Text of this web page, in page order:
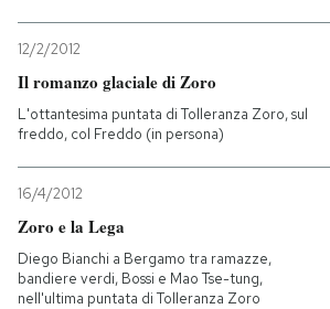
12/2/2012
Il romanzo glaciale di Zoro
L'ottantesima puntata di Tolleranza Zoro, sul
freddo, col Freddo (in persona)
16/4/2012
Zoro e la Lega
Diego Bianchi a Bergamo tra ramazze,
bandiere verdi, Bossi e Mao Tse-tung,
nell'ultima puntata di Tolleranza Zoro